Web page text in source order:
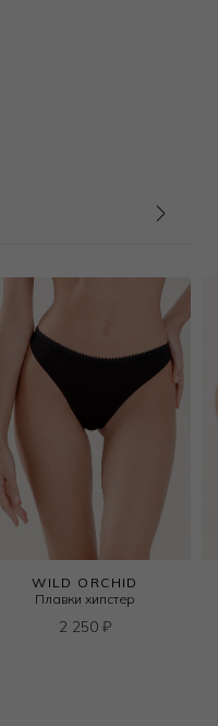
WILD ORCHID
Плавки хипстер
2 250 ₽